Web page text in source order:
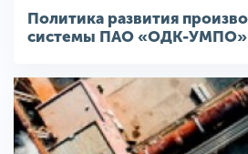
Политика развития
системы ПАО «ОДК-УМПО»